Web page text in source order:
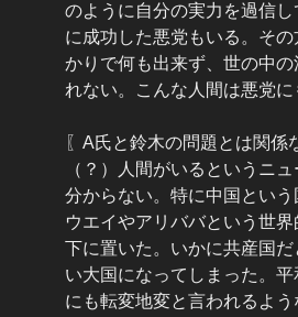
のように自分の実力を過信
に成功した悪党もいる。そ
かりで何も出来ず、世の中
れない。こんな人間は悪党に
〖A氏と鈴木の問題とは関
（？）人間がいるというニ
分からない。特に中国とい
ウエイやアリババという世
下に置いた。いかに共産国
い大国になってしまった。
にも転変地変と言われるよ